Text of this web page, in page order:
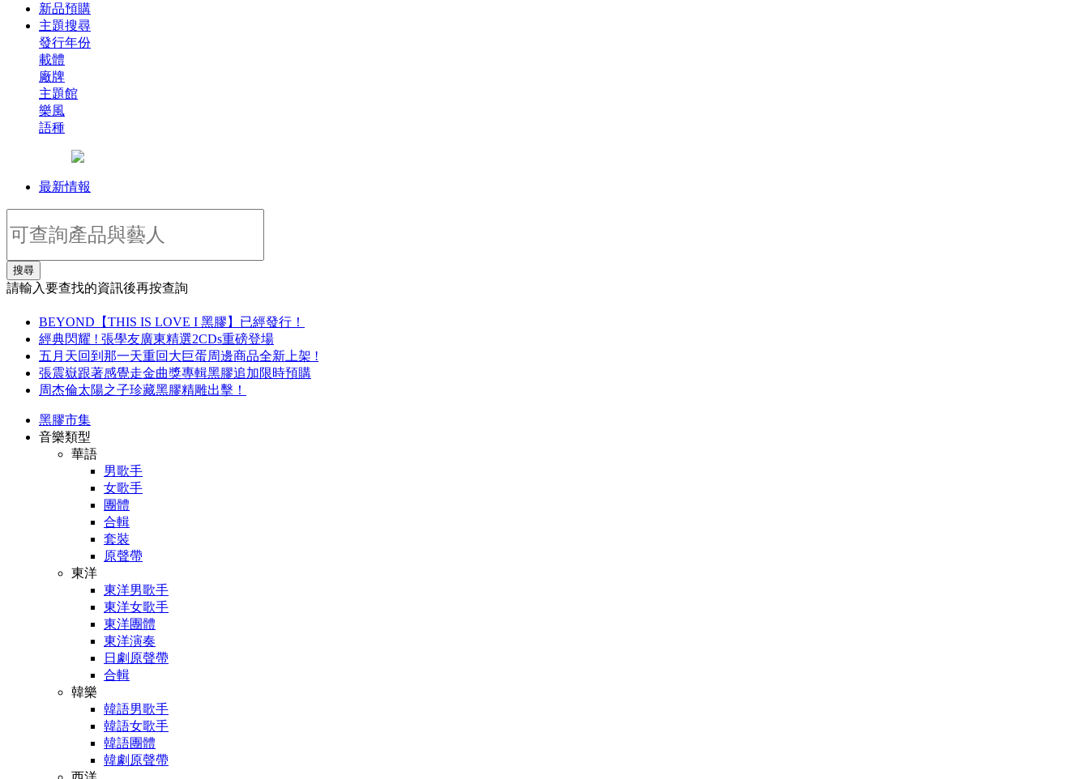
新品預購
主題搜尋
發行年份
載體
廠牌
主題館
樂風
語種
最新情報
搜尋
請輸入要查找的資訊後再按查詢
BEYOND【THIS IS LOVE I 黑膠】已經發行！
經典閃耀 ! 張學友廣東精選2CDs重磅登場
五月天回到那一天重回大巨蛋周邊商品全新上架 !
張震嶽跟著感覺走金曲獎專輯黑膠追加限時預購
周杰倫太陽之子珍藏黑膠精雕出擊！
黑膠市集
音樂類型
華語
男歌手
女歌手
團體
合輯
套裝
原聲帶
東洋
東洋男歌手
東洋女歌手
東洋團體
東洋演奏
日劇原聲帶
合輯
韓樂
韓語男歌手
韓語女歌手
韓語團體
韓劇原聲帶